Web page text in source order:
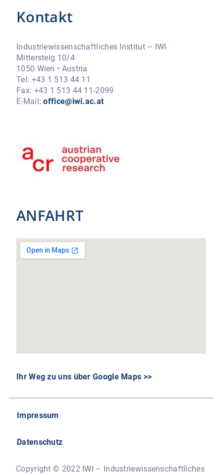
Kontakt
Industriewissenschaftliches Institut – IWI
Mittersteig 10/4
1050 Wien • Austria
Tel: +43 1 513 44 11
Fax: +43 1 513 44 11-2099
E-Mail:office@iwi.ac.at
ANFAHRT
Ihr Weg zu uns über Google Maps >>
Impressum
Datenschutz
Copyright © 2022 IWI – Industriewissenschaftliches